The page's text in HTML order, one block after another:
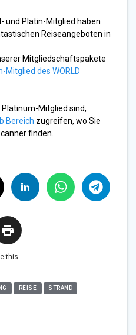
und Platin-Mitglied haben
Reiseangeboten in
Mitgliedschaftspakete
des WORLD
Platinum-Mitglied sind,
Bereich zugreifen, wo Sie
finden.
this...
REISE
STRAND